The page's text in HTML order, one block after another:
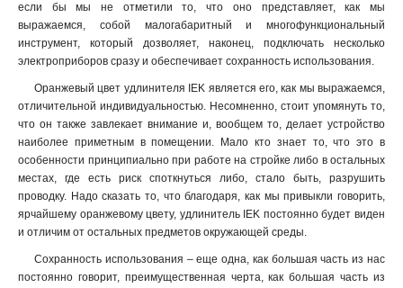
если бы мы не отметили то, что оно представляет, как мы
выражаемся, собой малогабаритный и многофункциональный
инструмент, который дозволяет, наконец, подключать несколько
электроприборов сразу и обеспечивает сохранность использования.
Оранжевый цвет удлинителя IEK является его, как мы выражаемся,
отличительной индивидуальностью. Несомненно, стоит упомянуть то,
что он также завлекает внимание и, вообщем то, делает устройство
наиболее приметным в помещении. Мало кто знает то, что это в
особенности принципиально при работе на стройке либо в остальных
местах, где есть риск споткнуться либо, стало быть, разрушить
проводку. Надо сказать то, что благодаря, как мы привыкли говорить,
ярчайшему оранжевому цвету, удлинитель IEK постоянно будет виден
и отличим от остальных предметов окружающей среды.
Сохранность использования – еще одна, как большая часть из нас
постоянно говорит, преимущественная черта, как большая часть из